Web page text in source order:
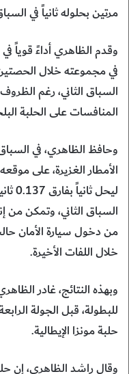
مرتين بحلوله ثانياً في
وقدم الظاهري أداءً قوياً
في مجموعته خلال
السباق الثاني، رغم
المنافسات على الحلبة
وحافظ الظاهري، في
الأمطار الغزيرة، على
السباق الثاني، وتمكن من
من دخول سيارة الأمان
خلال اللفات الأخيرة.
وبهذه النتائج، غادر
للبطولة، قبل الجولة
حلبة مونزا الإيطالية.
وقال راشد الظاهري، إن